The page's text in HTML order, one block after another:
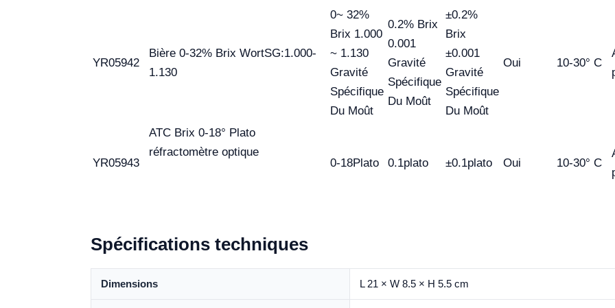
YR05942
Bière 0-32% Brix WortSG:1.000-
1.130
0~ 32%
Brix 1.000
~ 1.130
Gravité
Spécifique
Du Moût
0.2% Brix
0.001
Gravité
Spécifique
Du Moût
±0.2%
Brix
±0.001
Gravité
Spécifique
Du Moût
Oui 10-30° C
YR05943
ATC Brix 0-18° Plato
réfractomètre optique
0-18Plato
0.1plato ±0.1plato Oui 10-30° C
Spécifications techniques
Dimensions L 21 × W 8.5 × H 5.5 cm